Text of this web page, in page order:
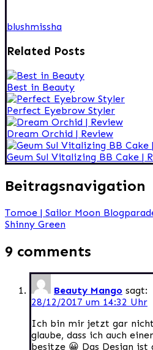
blushmissha
Related Posts
Best in Beauty
Perfect Eyebrow Styler
Dream Orchid | Review
Geum Sul Vitalizing BB Cake |
Beitragsnavigation
Tomoe | Sailor Moon
Shinny Green
9 comments
Beauty Mango sagt:
28/12/2017 um 14:32 Uhr
Ich bin mir jetzt gar
glaube, dass ich auch
besitze 😀 Das Design ist